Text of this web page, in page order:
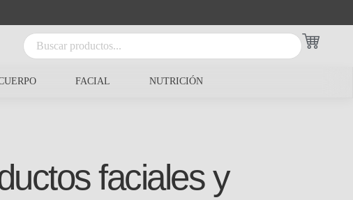
FACIAL NUTRICIÓN
faciales y